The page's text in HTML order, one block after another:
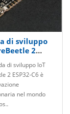
di sviluppo
2
di sviluppo IoT
2 ESP32-C6 è
nel mondo